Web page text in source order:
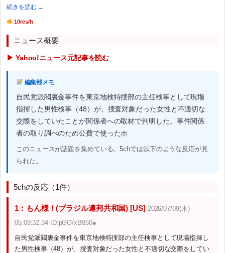
続きを読む →
10res/h
ニュース概要
▶ Yahoo!ニュース元記事を読む
編集部メモ
自民党派閥裏金事件を東京地検特捜部の主任検事として現場
指揮した男性検事（48）が、捜査対象だった女性と不適切な
交際をしていたことが関係者への取材で判明した。事件関係
者の取り調べのため公費で使ったホ
このニュースが話題を集めている。5chでは以下のような反応が見
られた。
5chの反応（1件）
1：もん様！(ブラジル連邦共和国) [US] 2026/07/09(木)
05:09:32.34 ID:pGO/xB850●
自民党派閥裏金事件を東京地検特捜部の主任検事として現場指揮し
た男性検事（48）が、捜査対象だった女性と不適切な交際をしてい